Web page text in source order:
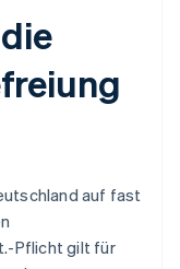
auf fast
Pflicht gilt für